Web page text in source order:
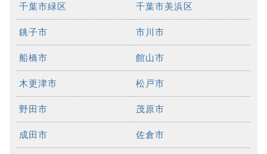
千葉市緑区 千葉市美浜区
銚子市 市川市
船橋市 館山市
木更津市 松戸市
野田市 茂原市
成田市 佐倉市